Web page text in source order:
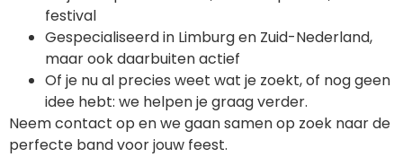
festival
Gespecialiseerd in Limburg en Zuid-Nederland,
maar ook daarbuiten actief
Of je nu al precies weet wat je zoekt, of nog geen
idee hebt: we helpen je graag verder.
Neem contact op en we gaan samen op zoek naar de
perfecte band voor jouw feest.